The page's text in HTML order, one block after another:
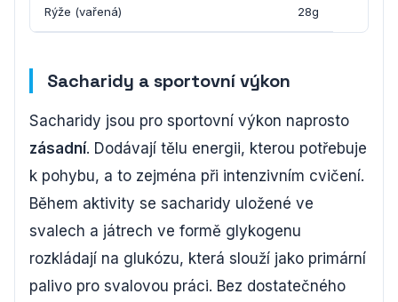
Rýže (vařená) 28g
Sacharidy a sportovní výkon
Sacharidy jsou pro sportovní výkon naprosto
zásadní. Dodávají tělu energii, kterou potřebuje
k pohybu, a to zejména při intenzivním cvičení.
Během aktivity se sacharidy uložené ve
svalech a játrech ve formě glykogenu
rozkládají na glukózu, která slouží jako primární
palivo pro svalovou práci. Bez dostatečného